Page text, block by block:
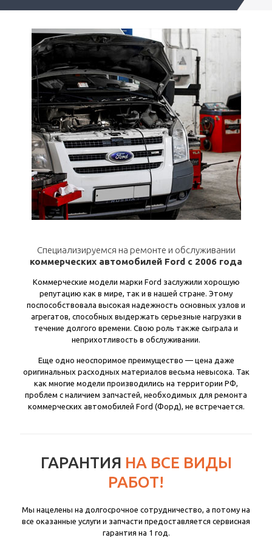
Специализируемся на ремонте и обслуживании
коммерческих автомобилей Ford с 2006 года
Коммерческие модели марки Ford заслужили хорошую
репутацию как в мире, так и в нашей стране. Этому
поспособствовала высокая надежность основных узлов и
агрегатов, способных выдержать серьезные нагрузки в
течение долгого времени. Свою роль также сыграла и
неприхотливость в обслуживании.
Еще одно неоспоримое преимущество — цена даже
оригинальных расходных материалов весьма невысока. Так
как многие модели производились на территории РФ,
проблем с наличием запчастей, необходимых для ремонта
коммерческих автомобилей Ford (Форд), не встречается.
ГАРАНТИЯ НА ВСЕ ВИДЫ
РАБОТ!
Мы нацелены на долгосрочное сотрудничество, а потому на
все оказанные услуги и запчасти предоставляется сервисная
гарантия на 1 год.